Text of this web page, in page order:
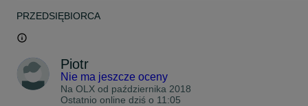
PRZEDSIĘBIORCA
Piotr
Nie ma jeszcze oceny
Na OLX od października 2018
Ostatnio online dziś o 11:05